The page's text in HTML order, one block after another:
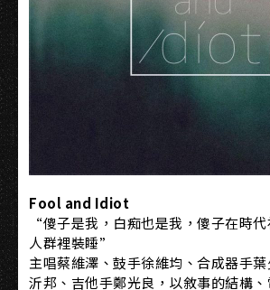
Fool and Idiot
“傻子是我，白痴也是我，傻子在時
人群裡裝睡”
主唱蔡維澤、鼓手徐維均、合成器手
沂邦、吉他手鄭光良，以敘事的結構